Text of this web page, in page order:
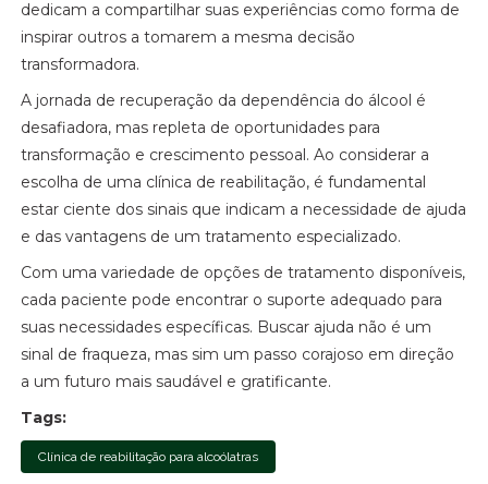
dedicam a compartilhar suas experiências como forma de
inspirar outros a tomarem a mesma decisão
transformadora.
A jornada de recuperação da dependência do álcool é
desafiadora, mas repleta de oportunidades para
transformação e crescimento pessoal. Ao considerar a
escolha de uma clínica de reabilitação, é fundamental
estar ciente dos sinais que indicam a necessidade de ajuda
e das vantagens de um tratamento especializado.
Com uma variedade de opções de tratamento disponíveis,
cada paciente pode encontrar o suporte adequado para
suas necessidades específicas. Buscar ajuda não é um
sinal de fraqueza, mas sim um passo corajoso em direção
a um futuro mais saudável e gratificante.
Tags:
Clínica de reabilitação para alcoólatras